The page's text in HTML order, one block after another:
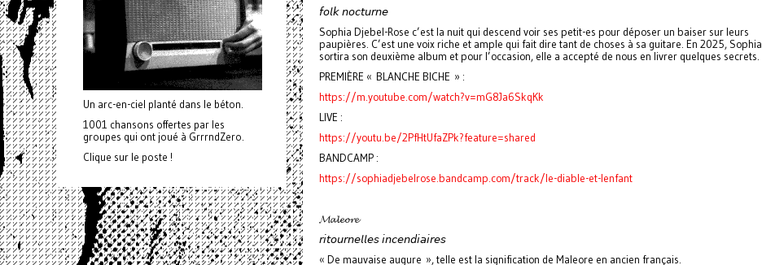
𝘧𝘰𝘭𝘬 𝘯𝘰𝘤𝘵𝘶𝘳𝘯𝘦
Sophia Djebel-Rose c’est la nuit qui descend voir ses petit-es pour déposer un baiser sur leurs
paupières. C’est une voix riche et ample qui fait dire tant de choses à sa guitare. En 2025, Sophia
sortira son deuxième album et pour l’occasion, elle a accepté de nous en livrer quelques secrets.
PREMIÈRE « BLANCHE BICHE » :
https://m.youtube.com/watch?v=mG8Ja6SkqKk
LIVE :
https://youtu.be/2PfHtUfaZPk?feature=shared
BANDCAMP :
https://sophiadjebelrose.bandcamp.com/track/le-diable-et-lenfant
𝓜𝓪𝓵𝓮𝓸𝓻𝓮
𝘳𝘪𝘵𝘰𝘶𝘳𝘯𝘦𝘭𝘭𝘦𝘴 𝘪𝘯𝘤𝘦𝘯𝘥𝘪𝘢𝘪𝘳𝘦𝘴
« De mauvaise augure », telle est la signification de Maleore en ancien français.
Un arc-en-ciel planté dans le béton.
1001 chansons offertes par les
groupes qui ont joué à GrrrndZero.
Clique sur le poste !